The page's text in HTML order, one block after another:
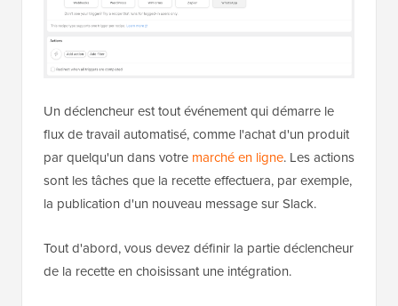
Un déclencheur est tout événement qui démarre le
flux de travail automatisé, comme l'achat d'un produit
par quelqu'un dans votre marché en ligne. Les actions
sont les tâches que la recette effectuera, par exemple,
la publication d'un nouveau message sur Slack.
Tout d'abord, vous devez définir la partie déclencheur
de la recette en choisissant une intégration.